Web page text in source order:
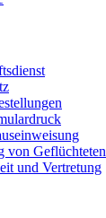
von Geflüchteten
und Vertretung